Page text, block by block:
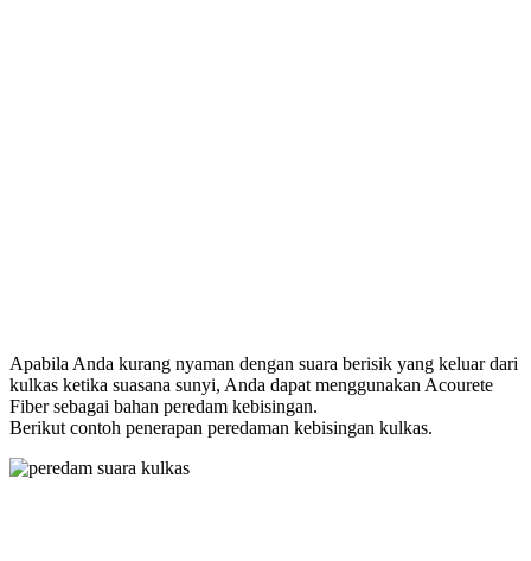
Apabila Anda kurang nyaman dengan suara berisik yang keluar dari
kulkas ketika suasana sunyi, Anda dapat menggunakan Acourete
Fiber sebagai bahan peredam kebisingan.
Berikut contoh penerapan peredaman kebisingan kulkas.